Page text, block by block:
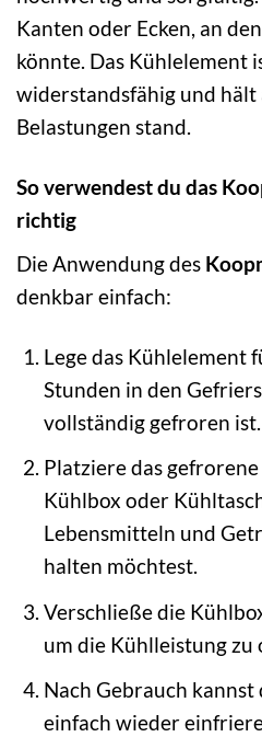
Kanten oder Ecken, an
könnte. Das Kühlelement
widerstandsfähig und
Belastungen stand.
So verwendest du das
richtig
Die Anwendung des
denkbar einfach:
Lege das Kühlelement
Stunden in den
vollständig gefroren ist.
Platziere das
Kühlbox oder
Lebensmitteln und
halten möchtest.
Verschließe die
um die Kühlleistung zu
Nach Gebrauch
einfach wieder